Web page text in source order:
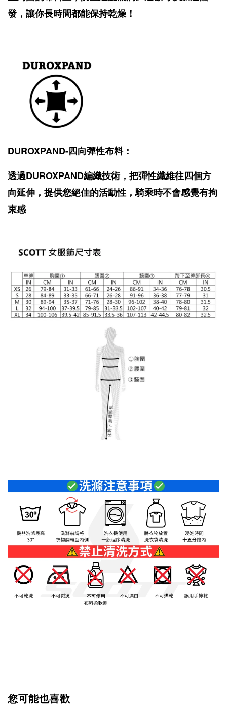
發，讓你長時間都能保持乾燥！
DUROXPAND-四向彈性布料：
透過DUROXPAND編織技術，把彈性纖維往四個方
向延伸，提供您絕佳的活動性，騎乘時不會感覺有拘
束感
您可能也喜歡